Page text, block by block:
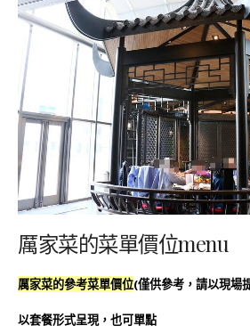
厲家菜的菜單價位menu
厲家菜的參考菜單價位(僅供參考，請以現場
以套餐形式呈現，也可單點